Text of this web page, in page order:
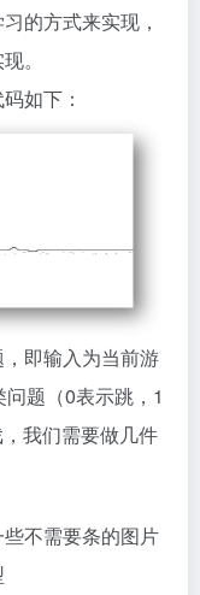
的方式来实现，
。
如下：
即输入为当前游
题（0表示跳，1
我们需要做几件
不需要条的图片